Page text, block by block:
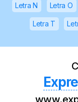
Letra N Letra O
Letra T